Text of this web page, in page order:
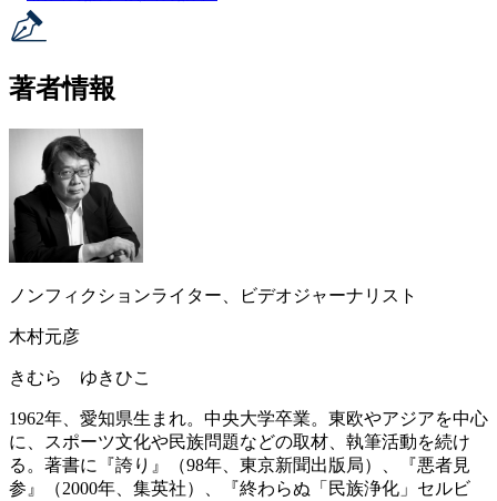
著者情報
ノンフィクションライター、ビデオジャーナリスト
木村元彦
きむら ゆきひこ
1962年、愛知県生まれ。中央大学卒業。東欧やアジアを中心
に、スポーツ文化や民族問題などの取材、執筆活動を続け
る。著書に『誇り』（98年、東京新聞出版局）、『悪者見
参』（2000年、集英社）、『終わらぬ「民族浄化」セルビ